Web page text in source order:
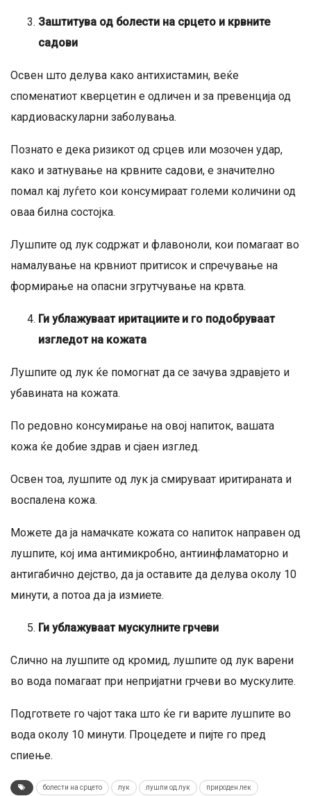
Заштитува од болести на срцето и крвните
садови
Освен што делува како антихистамин, веќе
споменатиот кверцетин е одличен и за превенција од
кардиоваскуларни заболувања.
Познато е дека ризикот од срцев или мозочен удар,
како и затнување на крвните садови, е значително
помал кај луѓето кои консумираат големи количини од
оваа билна состојка.
Лушпите од лук содржат и флавоноли, кои помагаат во
намалување на крвниот притисок и спречување на
формирање на опасни згрутчување на крвта.
Ги ублажуваат иритациите и го подобруваат
изгледот на кожата
Лушпите од лук ќе помогнат да се зачува здравјето и
убавината на кожата.
По редовно консумирање на овој напиток, вашата
кожа ќе добие здрав и сјаен изглед.
Освен тоа, лушпите од лук ја смируваат иритираната и
воспалена кожа.
Можете да ја намачкате кожата со напиток направен од
лушпите, кој има антимикробно, антиинфламаторно и
антигабично дејство, да ја оставите да делува околу 10
минути, а потоа да ја измиете.
Ги ублажуваат мускулните грчеви
Слично на лушпите од кромид, лушпите од лук варени
во вода помагаат при непријатни грчеви во мускулите.
Подгответе го чајот така што ќе ги варите лушпите во
вода околу 10 минути. Процедете и пијте го пред
спиење.
болести на срцето лук лушпи од лук природен лек